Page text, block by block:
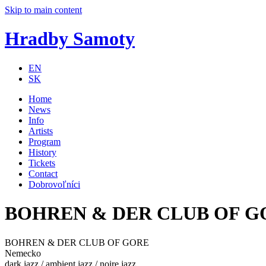
Skip to main content
Hradby Samoty
EN
SK
Home
News
Info
Artists
Program
History
Tickets
Contact
Dobrovoľníci
BOHREN & DER CLUB OF
BOHREN & DER CLUB OF GORE
Nemecko
dark jazz / ambient jazz / noire jazz